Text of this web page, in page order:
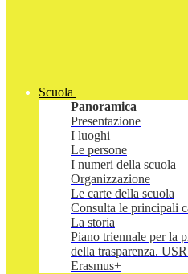
Scuola
Panoramica
Presentazione
I luoghi
Le persone
I numeri della scuola
Organizzazione
Le carte della scuola
Consulta le principali
La storia
Piano triennale per la
della trasparenza.
Erasmus+